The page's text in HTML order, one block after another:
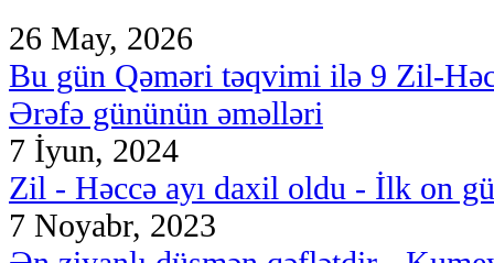
26 May, 2026
Bu gün Qəməri təqvimi ilə 9 Zil-
Ərəfə gününün əməlləri
7 İyun, 2024
Zil - Həccə ayı daxil oldu - İlk on
7 Noyabr, 2023